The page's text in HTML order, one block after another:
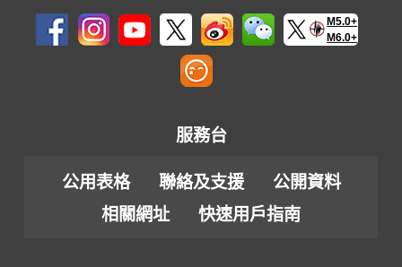
M5.0+
M6.0+
服務台
公用表格 聯絡及支援
公開資料
相關網址
快速用戶指南